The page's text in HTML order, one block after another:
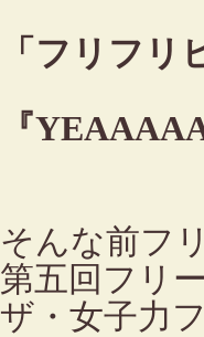
「フリフ
『
そんな前フリ
第五回フリ
ザ・女子力